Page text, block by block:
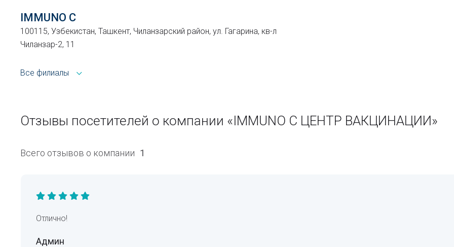
IMMUNO C
100115, Узбекистан, Ташкент, Чиланзарский район, ул. Гагарина, кв-л
Чиланзар-2, 11
Все филиалы
Отзывы посетителей о компании «IMMUNO C ЦЕНТР ВАКЦИНАЦИИ»
Всего отзывов о компании 1
Отлично!
Админ